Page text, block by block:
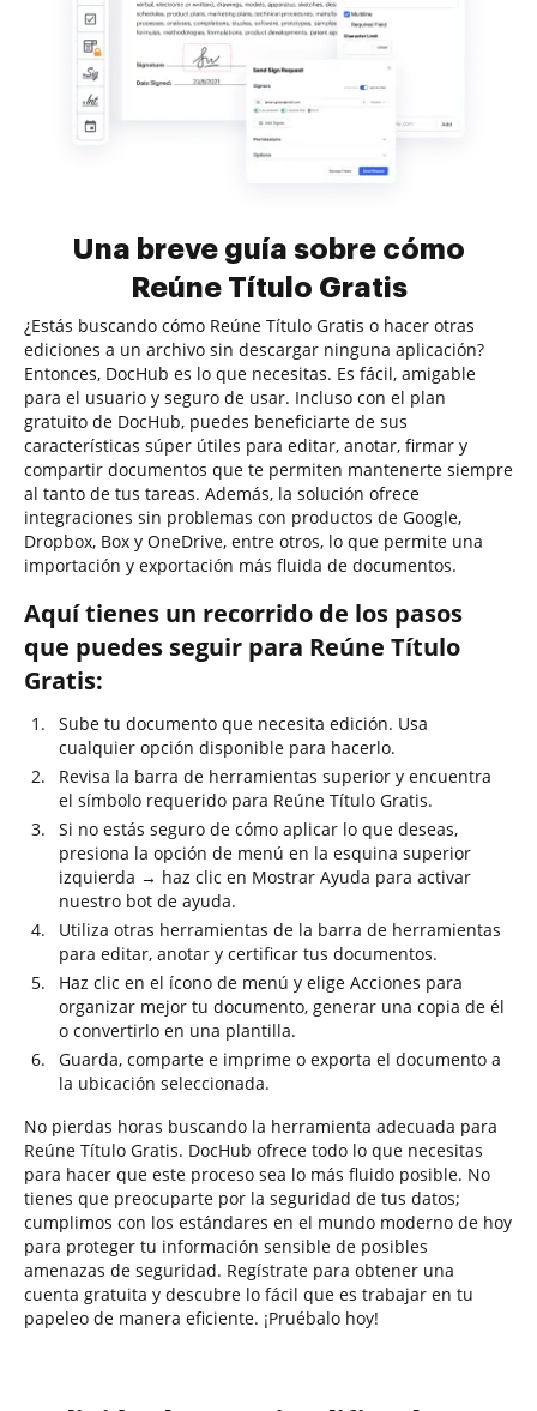
Una breve guía sobre cómo
Reúne Título Gratis
¿Estás buscando cómo Reúne Título Gratis o hacer otras
ediciones a un archivo sin descargar ninguna aplicación?
Entonces, DocHub es lo que necesitas. Es fácil, amigable
para el usuario y seguro de usar. Incluso con el plan
gratuito de DocHub, puedes beneficiarte de sus
características súper útiles para editar, anotar, firmar y
compartir documentos que te permiten mantenerte siempre
al tanto de tus tareas. Además, la solución ofrece
integraciones sin problemas con productos de Google,
Dropbox, Box y OneDrive, entre otros, lo que permite una
importación y exportación más fluida de documentos.
Aquí tienes un recorrido de los pasos
que puedes seguir para Reúne Título
Gratis:
Sube tu documento que necesita edición. Usa
cualquier opción disponible para hacerlo.
Revisa la barra de herramientas superior y encuentra
el símbolo requerido para Reúne Título Gratis.
Si no estás seguro de cómo aplicar lo que deseas,
presiona la opción de menú en la esquina superior
izquierda → haz clic en Mostrar Ayuda para activar
nuestro bot de ayuda.
Utiliza otras herramientas de la barra de herramientas
para editar, anotar y certificar tus documentos.
Haz clic en el ícono de menú y elige Acciones para
organizar mejor tu documento, generar una copia de él
o convertirlo en una plantilla.
Guarda, comparte e imprime o exporta el documento a
la ubicación seleccionada.
No pierdas horas buscando la herramienta adecuada para
Reúne Título Gratis. DocHub ofrece todo lo que necesitas
para hacer que este proceso sea lo más fluido posible. No
tienes que preocuparte por la seguridad de tus datos;
cumplimos con los estándares en el mundo moderno de hoy
para proteger tu información sensible de posibles
amenazas de seguridad. Regístrate para obtener una
cuenta gratuita y descubre lo fácil que es trabajar en tu
papeleo de manera eficiente. ¡Pruébalo hoy!